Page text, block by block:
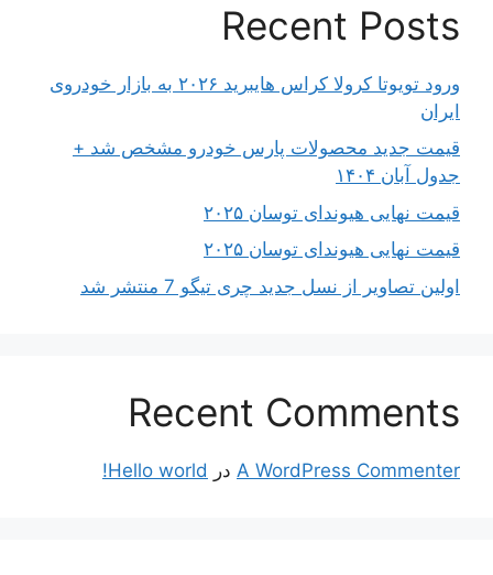
Recent Posts
ورود تویوتا کرولا کراس هایبرید ۲۰۲۶ به بازار خودروی
ایران
قیمت جدید محصولات پارس خودرو مشخص شد +
جدول آبان ۱۴۰۴
قیمت نهایی هیوندای توسان ۲۰۲۵
قیمت نهایی هیوندای توسان ۲۰۲۵
اولین تصاویر از نسل جدید چری تیگو 7 منتشر شد
Recent Comments
A WordPress Commenter در Hello world!